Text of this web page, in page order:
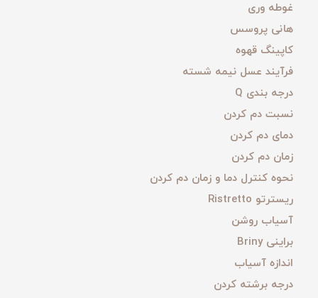
غوطه وری
هانی پروسس
کاپینگ قهوه
فرآیند عسل نیمه شسته
درجه بندی Q
نسبت دم کردن
دمای دم کردن
زمان دم کردن
نحوه کنترل دما و زمان دم کردن
ریسترتو Ristretto
آسیاب روشن
براینی Briny
اندازه آسیاب
درجه برشته کردن